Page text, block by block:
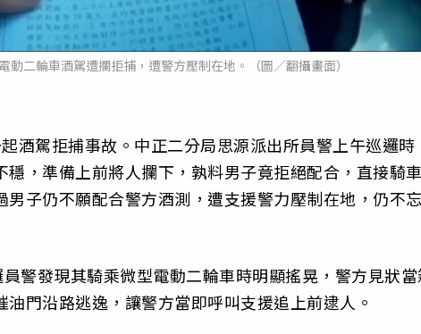
二輪車酒駕遭攔拒捕，遭警方壓制在地。（圖／翻攝畫面）
酒駕拒捕事故。中正二分局思源派出所員警上午巡邏時
，準備上前將人攔下，孰料男子竟拒絕配合，直接騎
子仍不願配合警方酒測，遭支援警力壓制在地，仍不
警發現其騎乘微型電動二輪車時明顯搖晃，警方見狀
門沿路逃逸，讓警方當即呼叫支援追上前逮人。